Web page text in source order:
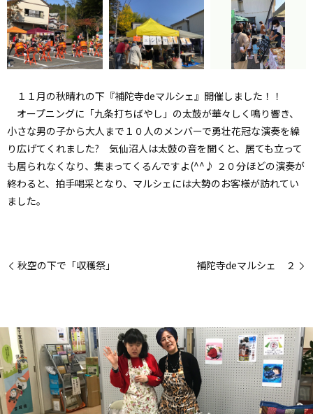
１１月の秋晴れの下『補陀寺deマルシェ』開催しました！！
オープニングに「九条打ちばやし」の太鼓が華々しく鳴り響き、
小さな男の子から大人まで１０人のメンバーで勇壮花冠な演奏を繰
り広げてくれました? 気仙沼人は太鼓の音を聞くと、居ても立って
も居られなくなり、集まってくるんですよ(^^♪ ２０分ほどの演奏が
終わると、拍手喝采となり、マルシェには大勢のお客様が訪れてい
ました。
秋空の下で「収穫祭」 補陀寺deマルシェ ２